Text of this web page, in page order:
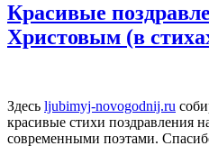
Красивые
Христовым (в
Здесь ljubimyj-novogodnij.ru
красивые стихи поздравления
современными поэтами.